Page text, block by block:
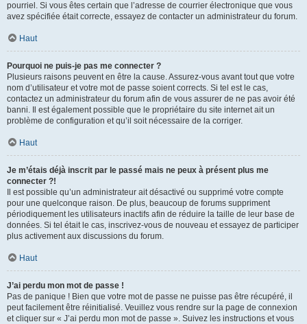
pourriel. Si vous êtes certain que l’adresse de courrier électronique que vous
avez spécifiée était correcte, essayez de contacter un administrateur du forum.
Haut
Pourquoi ne puis-je pas me connecter ?
Plusieurs raisons peuvent en être la cause. Assurez-vous avant tout que votre
nom d’utilisateur et votre mot de passe soient corrects. Si tel est le cas,
contactez un administrateur du forum afin de vous assurer de ne pas avoir été
banni. Il est également possible que le propriétaire du site internet ait un
problème de configuration et qu’il soit nécessaire de la corriger.
Haut
Je m’étais déjà inscrit par le passé mais ne peux à présent plus me
connecter ?!
Il est possible qu’un administrateur ait désactivé ou supprimé votre compte
pour une quelconque raison. De plus, beaucoup de forums suppriment
périodiquement les utilisateurs inactifs afin de réduire la taille de leur base de
données. Si tel était le cas, inscrivez-vous de nouveau et essayez de participer
plus activement aux discussions du forum.
Haut
J’ai perdu mon mot de passe !
Pas de panique ! Bien que votre mot de passe ne puisse pas être récupéré, il
peut facilement être réinitialisé. Veuillez vous rendre sur la page de connexion
et cliquer sur « J’ai perdu mon mot de passe ». Suivez les instructions et vous